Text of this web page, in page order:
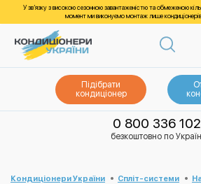
У зв’язку з високою сезонною завантаженістю та обмеженою
момент ми виконуємо монтаж лише
Підібрати
кондиціонер
0 800 336 102
безкоштовно по
Кондиціонери України Спліт-системи